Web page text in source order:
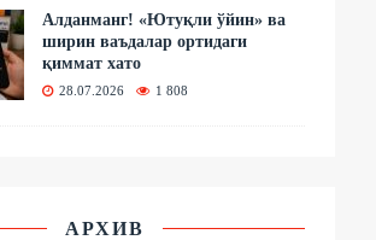
Алданманг! «Ютуқли ўйин» ва
ширин ваъдалар ортидаги
қиммат хато
28.07.2026 1 808
АРХИВ